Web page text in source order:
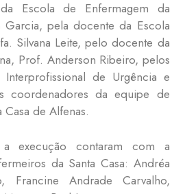
Escola de Enfermagem da
Garcia, pela docente da Escola
Silvana Leite, pelo docente da
Prof. Anderson Ribeiro, pelos
de Urgência e
coordenadores da equipe de
de Alfenas.
execução contaram com a
da Santa Casa: Andréa
Francine Andrade Carvalho,